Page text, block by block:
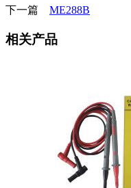
下一篇 ME288B
相关产品